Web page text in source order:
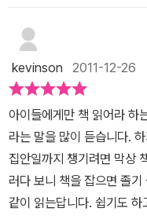
아지고 작은건 커지지만 한
을 까먹은 필립은트릭시의
지 황당한 해프닝을 벌이게
은 갖가지 해프닝의 끝은 어
니의 사과가 호박만하게 커
이 비행접시만해지고험상궂
장난감만해지기도 하는 황
어떻게 수습하게 될까 몹시
잃어버리게 된 필립.다시
기서 마술피리와 마술피리
잘 연습하면 원하는 물건을
록 연습한 끝에 고양이를
큼 크게 만들어버렸답니다.
루종일 시내 여기저기서 소
필립의 피리를 인정하게 된
필립.. 그 하나만 열중해서
미있게 그려진 동화랍니다.
주는 책. 내가 간절히 바라
kevinson 2011-12-26
아이들에게만 책 읽어라 하
라는 말을 많이 듣습니다.
집안일까지 챙기려면 막상
러다 보니 책을 잡으면 졸
같이 읽는답니다. 쉽기도